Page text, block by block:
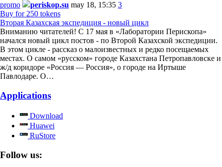
promo periskop.su may 18, 15:35 3
Buy for 250 tokens
Вторая Казахская экспедиция - новый цикл
Вниманию читателей! С 17 мая в «Лаборатории Перископа»
начался новый цикл постов - по Второй Казахской экспедиции.
В этом цикле - рассказ о малоизвестных и редко посещаемых
местах. О самом «русском» городе Казахстана Петропавловске и
ж/д коридоре «Россия — Россия», о городе на Иртыше
Павлодаре. О…
Applications
Download
Huawei
RuStore
Follow us: